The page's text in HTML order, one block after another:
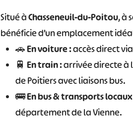
Situé àChasseneuil-du-Poitou, à
bénéficie d’un emplacement
🚗 En voiture :accès direct via
🚆 En train :arrivée directe à
de Poitiers avec liaisons bus.
🚌En bus & transports
département de la Vienne.